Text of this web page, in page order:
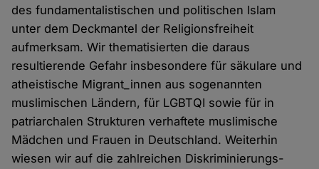
des fundamentalistischen und politischen Islam
unter dem Deckmantel der Religionsfreiheit
aufmerksam. Wir thematisierten die daraus
resultierende Gefahr insbesondere für säkulare und
atheistische Migrant_innen aus sogenannten
muslimischen Ländern, für LGBTQI sowie für in
patriarchalen Strukturen verhaftete muslimische
Mädchen und Frauen in Deutschland. Weiterhin
wiesen wir auf die zahlreichen Diskriminierungs-